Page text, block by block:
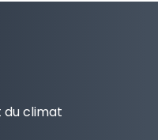
du climat